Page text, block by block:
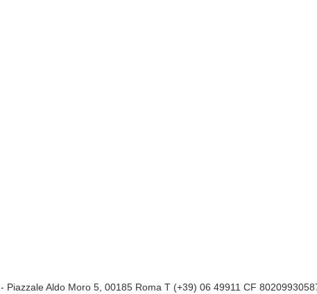
- Piazzale Aldo Moro 5, 00185 Roma T (+39) 06 49911 CF